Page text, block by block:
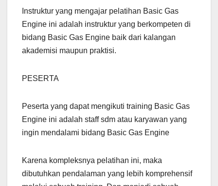
Instruktur yang mengajar pelatihan Basic Gas
Engine ini adalah instruktur yang berkompeten di
bidang Basic Gas Engine baik dari kalangan
akademisi maupun praktisi.
PESERTA
Peserta yang dapat mengikuti training Basic Gas
Engine ini adalah staff sdm atau karyawan yang
ingin mendalami bidang Basic Gas Engine
Karena kompleksnya pelatihan ini, maka
dibutuhkan pendalaman yang lebih komprehensif